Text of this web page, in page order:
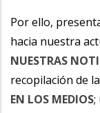
Por ello,
hacia nuestra
NUESTRAS
recopilación de
EN LOS MEDIOS;